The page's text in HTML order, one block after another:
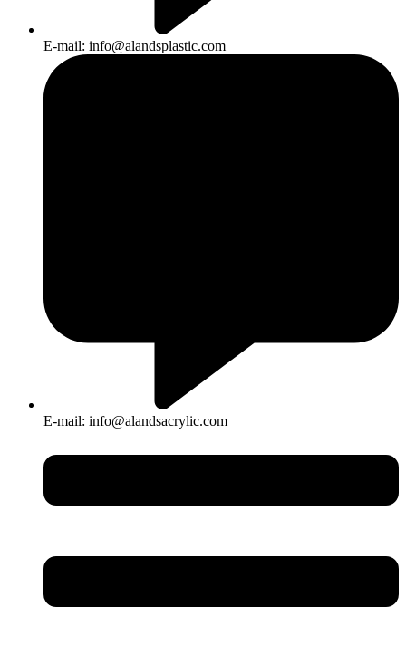
E-mail: info@alandsplastic.com
E-mail: info@alandsacrylic.com